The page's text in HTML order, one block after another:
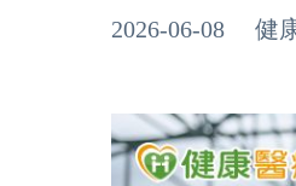
2026-06-08 健